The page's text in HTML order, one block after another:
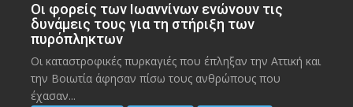
Οι φορείς των Ιωαννίνων ενώνουν τις
δυνάμεις τους για τη στήριξη των
πυρόπληκτων
Οι καταστροφικές πυρκαγιές που έπληξαν την Αττική και
την Bοιωτία άφησαν πίσω τους ανθρώπους που
έχασαν...